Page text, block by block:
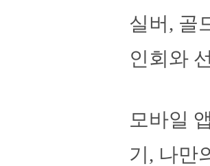
실버, 골
인회와
모바일
기, 나만